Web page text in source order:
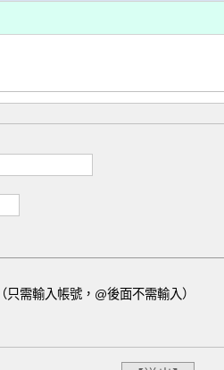
（只需輸入帳號，@後面不需輸入）